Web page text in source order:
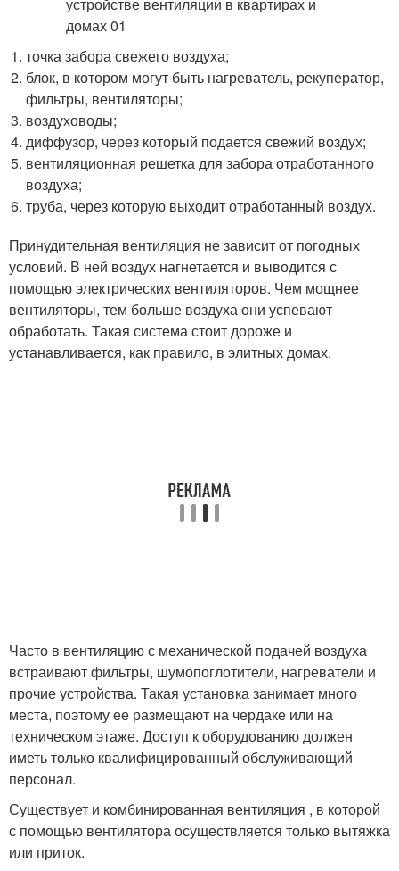
точка забора свежего воздуха;
блок, в котором могут быть нагреватель, рекуператор,
фильтры, вентиляторы;
воздуховоды;
диффузор, через который подается свежий воздух;
вентиляционная решетка для забора отработанного
воздуха;
труба, через которую выходит отработанный воздух.
Принудительная вентиляция не зависит от погодных
условий. В ней воздух нагнетается и выводится с
помощью электрических вентиляторов. Чем мощнее
вентиляторы, тем больше воздуха они успевают
обработать. Такая система стоит дороже и
устанавливается, как правило, в элитных домах.
Часто в вентиляцию с механической подачей воздуха
встраивают фильтры, шумопоглотители, нагреватели и
прочие устройства. Такая установка занимает много
места, поэтому ее размещают на чердаке или на
техническом этаже. Доступ к оборудованию должен
иметь только квалифицированный обслуживающий
персонал.
Существует и комбинированная вентиляция , в которой
с помощью вентилятора осуществляется только вытяжка
или приток.